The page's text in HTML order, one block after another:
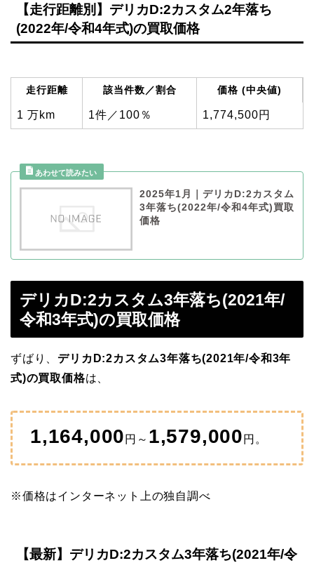
【走行距離別】デリカD:2カスタム2年落ち
(2022年/令和4年式)の買取価格
走行距離 該当件数／割合 価格 (中央値)
1 万km 1件／100％ 1,774,500円
2025年1月｜デリカD:2カスタム
3年落ち(2022年/令和4年式)買取
価格
デリカD:2カスタム3年落ち(2021年/
令和3年式)の買取価格
ずばり、 デリカD:2カスタム3年落ち(2021年/令和3年
式)の買取価格は、
1,164,000 円～ 1,579,000 円。
※価格はインターネット上の独自調べ
【最新】デリカD:2カスタム3年落ち(2021年/令